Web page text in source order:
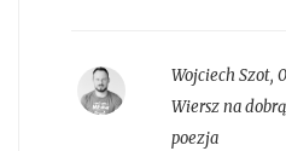
Wojciech Szot,
Wiersz na
poezja